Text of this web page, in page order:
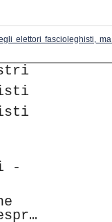
elettori fascioleghisti,